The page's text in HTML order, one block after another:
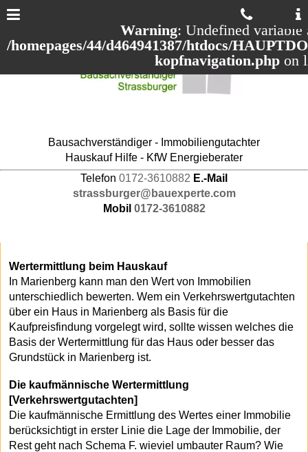
Warning: Undefined variable
/homepages/44/d464941387/htdocs/
kopfnavigation.php on
Bausachverständiger - Immobiliengutachter
Hauskauf Hilfe - KfW Energieberater
Telefon 0172-3610882 E.-Mail
strassburger@bauexperte.com
Mobil 0172-3610882
Wertermittlung beim Hauskauf
In Marienberg kann man den Wert von Immobilien
unterschiedlich bewerten. Wem ein Verkehrswertgutachten
über ein Haus in Marienberg als Basis für die
Kaufpreisfindung vorgelegt wird, sollte wissen welches die
Basis der Wertermittlung für das Haus oder besser das
Grundstück in Marienberg ist.
Die kaufmännische Wertermittlung
[Verkehrswertgutachten]
Die kaufmännische Ermittlung des Wertes einer Immobilie
berücksichtigt in erster Linie die Lage der Immobilie, der
Rest geht nach Schema F. wieviel umbauter Raum? Wie